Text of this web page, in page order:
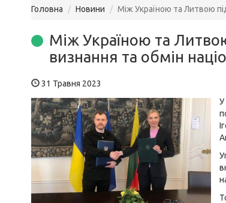
Головна Новини Між Україною та Литвою
Між Україною та
визнання та обмін
31 Травня 2023
У